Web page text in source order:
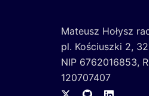
Mateusz Hołysz
pl. Kościuszki 2,
NIP 6762016853,
120707407